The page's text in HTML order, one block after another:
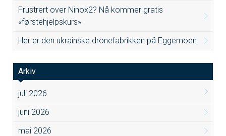
Frustrert over Ninox2? Nå kommer gratis
«førstehjelpskurs»
Her er den ukrainske dronefabrikken på Eggemoen
Arkiv
juli 2026
juni 2026
mai 2026